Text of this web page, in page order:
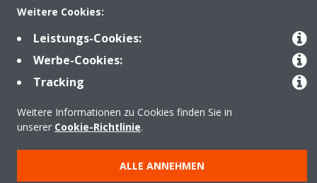
Kontakt
Copyright © Daikin
Weitere Cookies:
Leistungs-Cookies:
Werbe-Cookies:
Tracking
Weitere Informationen zu Cookies finden Sie in
unserer Cookie-Richtlinie.
ALLE ANNEHMEN